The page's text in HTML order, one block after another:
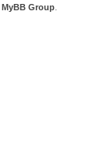
MyBB Group.